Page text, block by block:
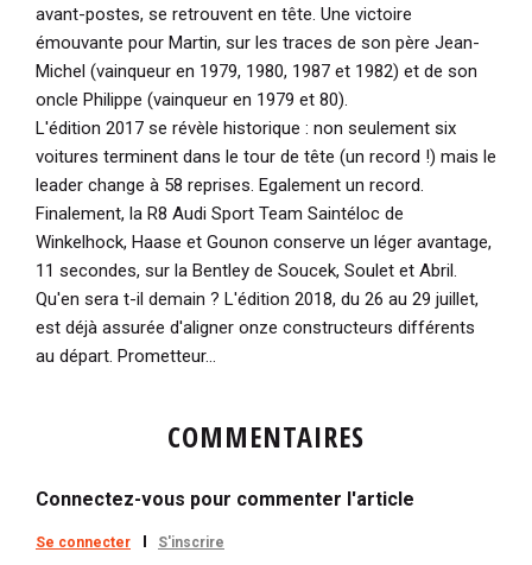
avant-postes, se retrouvent en tête. Une victoire
émouvante pour Martin, sur les traces de son père Jean-
Michel (vainqueur en 1979, 1980, 1987 et 1982) et de son
oncle Philippe (vainqueur en 1979 et 80).
L'édition 2017 se révèle historique : non seulement six
voitures terminent dans le tour de tête (un record !) mais le
leader change à 58 reprises. Egalement un record.
Finalement, la R8 Audi Sport Team Saintéloc de
Winkelhock, Haase et Gounon conserve un léger avantage,
11 secondes, sur la Bentley de Soucek, Soulet et Abril.
Qu'en sera t-il demain ? L'édition 2018, du 26 au 29 juillet,
est déjà assurée d'aligner onze constructeurs différents
au départ. Prometteur…
COMMENTAIRES
Connectez-vous pour commenter l'article
Se connecter S'inscrire